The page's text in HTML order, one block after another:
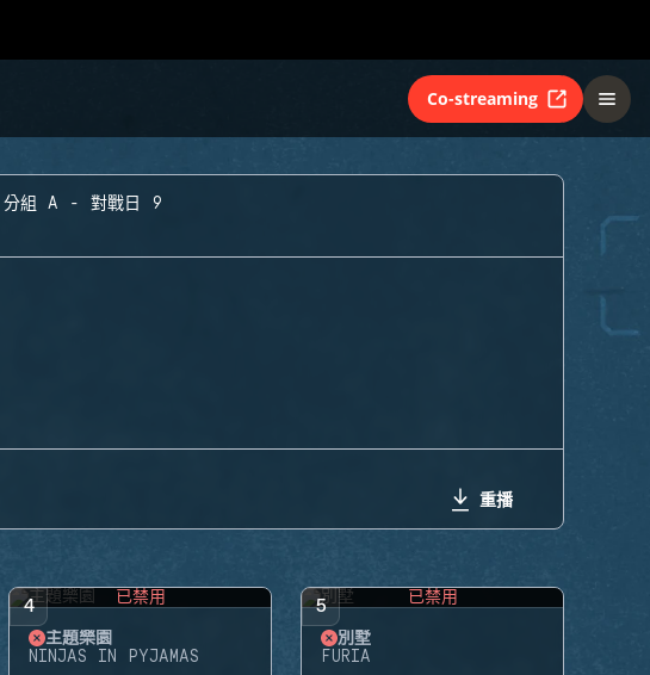
Co-streaming
分組 A - 對戰日 9
重播
4 已禁用
主題樂園
NINJAS IN PYJAMAS
5 已禁用
別墅
FURIA